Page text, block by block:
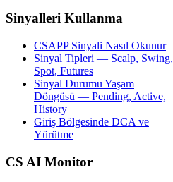
Sinyalleri Kullanma
CSAPP Sinyali Nasıl Okunur
Sinyal Tipleri — Scalp, Swing,
Spot, Futures
Sinyal Durumu Yaşam
Döngüsü — Pending, Active,
History
Giriş Bölgesinde DCA ve
Yürütme
CS AI Monitor